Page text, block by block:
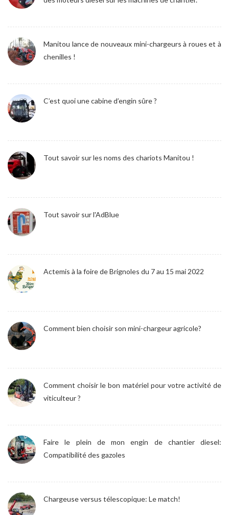
Manitou lance de nouveaux mini-chargeurs à roues et à
chenilles !
C’est quoi une cabine d’engin sûre ?
Tout savoir sur les noms des chariots Manitou !
Tout savoir sur l'AdBlue
Actemis à la foire de Brignoles du 7 au 15 mai 2022
Comment bien choisir son mini-chargeur agricole?
Comment choisir le bon matériel pour votre activité de
viticulteur ?
Faire le plein de mon engin de chantier diesel:
Compatibilité des gazoles
Chargeuse versus télescopique: Le match!